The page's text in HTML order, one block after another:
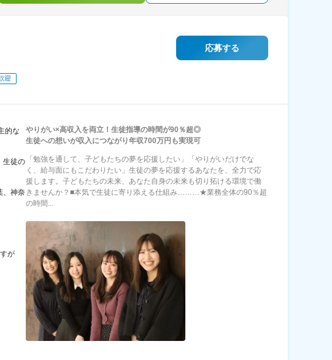
迎
応募する
的な
生徒の
、神奈
が
やりがい×高収入を両立！生徒指導の時間が90％超◎
生徒への想いが収入につながり年収700万円も実現可
「勉強を通して、子どもたちの夢を応援したい」「やりがいだけでな
く、給与面にもこだわりたい」生徒の夢を応援するあなたを、全力で応
援します。子どもたちの未来、あなた自身の未来も切り拓ける環境で働
きませんか？■本気で生徒に寄り添える仕組み………★業務全体の90％超
の時間...